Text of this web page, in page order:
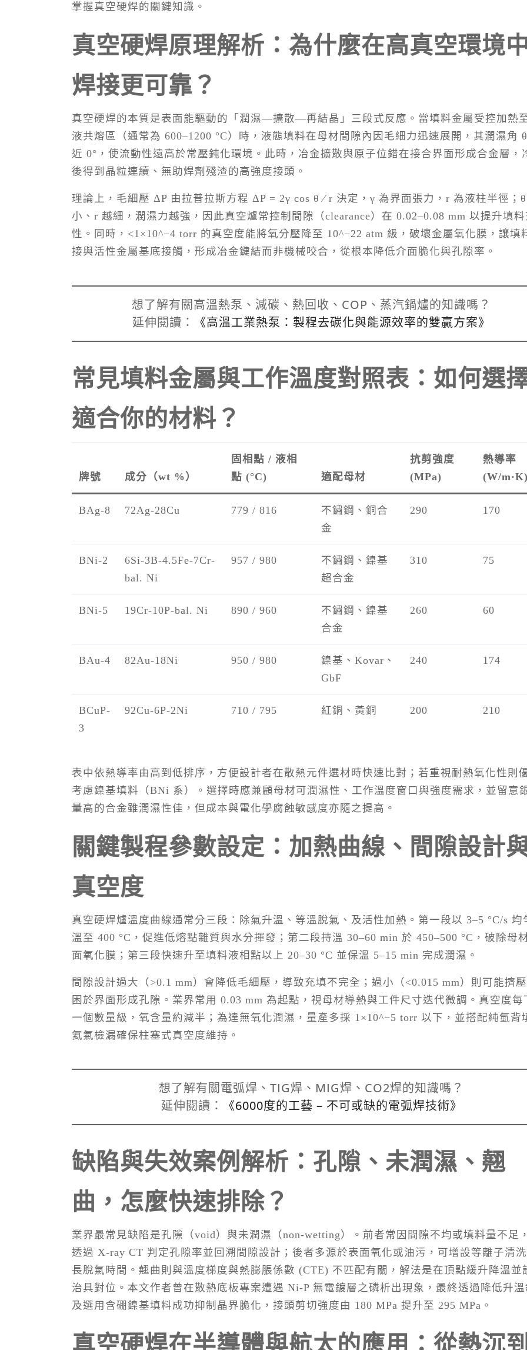
掌握真空硬焊的關鍵知識。
真空硬焊原理解析：為什麼在高真空環境
焊接更可靠？
真空硬焊的本質是表面能驅動的「潤濕—擴散—再結晶」三段式反應。當填料金屬受控加熱
液共熔區（通常為 600–1200 °C）時，液態填料在母材間隙內因毛細力迅速展開，其潤濕角
近 0°，使流動性遠高於常壓鈍化環境。此時，冶金擴散與原子位錯在接合界面形成合金層，
後得到晶粒連續、無助焊劑殘渣的高強度接頭。
理論上，毛細壓 ΔP 由拉普拉斯方程 ΔP = 2γ cos θ ⁄ r 決定，γ 為界面張力，r 為液柱半徑；
小、r 越細，潤濕力越強，因此真空爐常控制間隙（clearance）在 0.02–0.08 mm 以提升填
性。同時，<1×10^−4 torr 的真空度能將氧分壓降至 10^−22 atm 級，破壞金屬氧化膜，讓填
接與活性金屬基底接觸，形成冶金鍵結而非機械咬合，從根本降低介面脆化與孔隙率。
想了解有關高溫熱泵、減碳、熱回收、COP、蒸汽鍋爐的知識嗎？
延伸閱讀：
《高溫工業熱泵：製程去碳化與能源效率的雙贏方案》
常見填料金屬與工作溫度對照表：如何選
適合你的材料？
牌號 成分（wt %）
固相點 / 液相
點 (°C)
適配母材
抗剪強度
(MPa)
熱導率
(W/
BAg-8 72Ag-28Cu 779 / 816
不鏽鋼、銅合
金
290 170
BNi-2
6Si-3B-4.5Fe-7Cr-
bal. Ni
957 / 980
不鏽鋼、鎳基
超合金
310 75
BNi-5 19Cr-10P-bal. Ni 890 / 960
不鏽鋼、鎳基
合金
260 60
BAu-4 82Au-18Ni 950 / 980
鎳基、Kovar、
GbF
240 174
BCuP-
3
92Cu-6P-2Ni 710 / 795 紅銅、黃銅 200 210
表中依熱導率由高到低排序，方便設計者在散熱元件選材時快速比對；若重視耐熱氧化性則
考慮鎳基填料（BNi 系）。選擇時應兼顧母材可潤濕性、工作溫度窗口與強度需求，並留意
量高的合金雖潤濕性佳，但成本與電化學腐蝕敏感度亦隨之提高。
關鍵製程參數設定：加熱曲線、間隙設計
真空度
真空硬焊爐溫度曲線通常分三段：除氣升溫、等溫脫氣、及活性加熱。第一段以 3–5 °C/s 均
溫至 400 °C，促進低熔點雜質與水分揮發；第二段持溫 30–60 min 於 450–500 °C，破除母
面氧化膜；第三段快速升至填料液相點以上 20–30 °C 並保溫 5–15 min 完成潤濕。
間隙設計過大（>0.1 mm）會降低毛細壓，導致充填不完全；過小（<0.015 mm）則可能擠
困於界面形成孔隙。業界常用 0.03 mm 為起點，視母材導熱與工件尺寸迭代微調。真空度每
一個數量級，氧含量約減半；為達無氧化潤濕，量產多採 1×10^−5 torr 以下，並搭配純氫背
氦氣檢漏確保柱塞式真空度維持。
想了解有關電弧焊、TIG焊、MIG焊、CO2焊的知識嗎？
延伸閱讀：
《6000度的工藝 – 不可或缺的電弧焊技術》
缺陷與失效案例解析：孔隙、未潤濕、翹
曲，怎麼快速排除？
業界最常見缺陷是孔隙（void）與未潤濕（non-wetting）。前者常因間隙不均或填料量不足
透過 X-ray CT 判定孔隙率並回溯間隙設計；後者多源於表面氧化或油污，可增設等離子清
長脫氣時間。翹曲則與溫度梯度與熱膨脹係數 (CTE) 不匹配有關，解法是在頂點緩升降溫並
治具對位。本文作者曾在散熱底板專案遭遇 Ni-P 無電鍍層之磷析出現象，最終透過降低升
及選用含硼鎳基填料成功抑制晶界脆化，接頭剪切強度由 180 MPa 提升至 295 MPa。
真空硬焊在半導體與航太的應用：從熱沉